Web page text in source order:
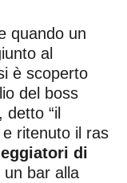
quando un
al
è scoperto
del boss
“il
ritenuto il ras
di
bar alla